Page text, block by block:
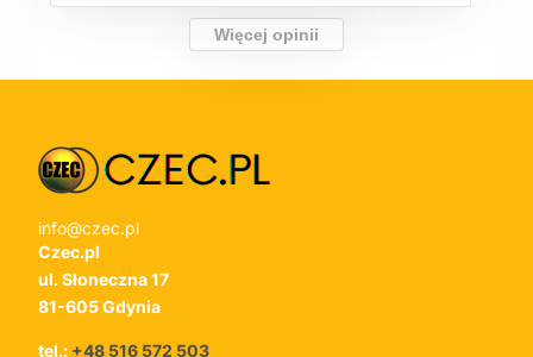
Więcej opinii
info@czec.pl
Czec.pl
ul. Słoneczna 17
81-605 Gdynia
tel.: +48 516 572 503